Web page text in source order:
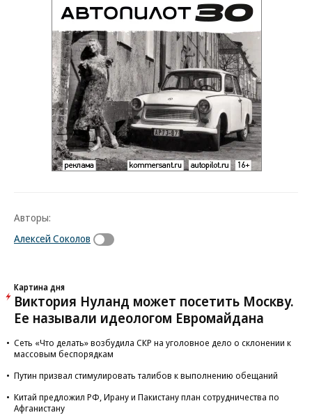
Авторы:
Алексей Соколов
Картина дня
Виктория Нуланд может посетить Москву.
Ее называли идеологом Евромайдана
Сеть «Что делать» возбудила СКР на уголовное дело о склонении к
массовым беспорядкам
Путин призвал стимулировать талибов к выполнению обещаний
Китай предложил РФ, Ирану и Пакистану план сотрудничества по
Афганистану